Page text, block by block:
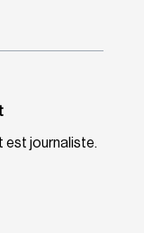
est journaliste.